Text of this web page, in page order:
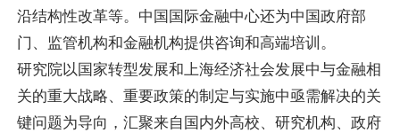
沿结构性改革等。中国国际金融中心还为中国政府部
门、监管机构和金融机构提供咨询和高端培训。
研究院以国家转型发展和上海经济社会发展中与金融相
关的重大战略、重要政策的制定与实施中亟需解决的关
键问题为导向，汇聚来自国内外高校、研究机构、政府